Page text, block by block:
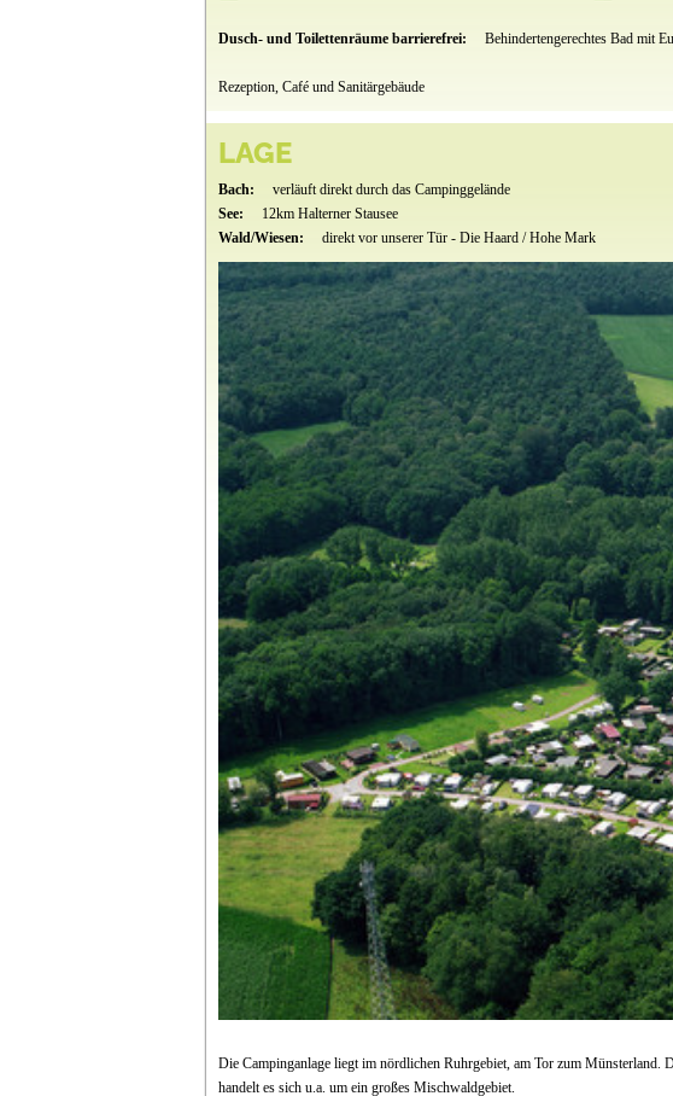
Dusch- und Toilettenräume barrierefrei: Behindertengerechtes Bad mit
Rezeption, Café und Sanitärgebäude
LAGE
Bach: verläuft direkt durch das Campinggelände
See:
12km Halterner Stausee
Wald/Wiesen:
direkt vor unserer Tür - Die Haard / Hohe Mark
Die Campinganlage liegt im nördlichen Ruhrgebiet, am Tor zum Münsterland.
handelt es sich u.a. um ein großes Mischwaldgebiet.